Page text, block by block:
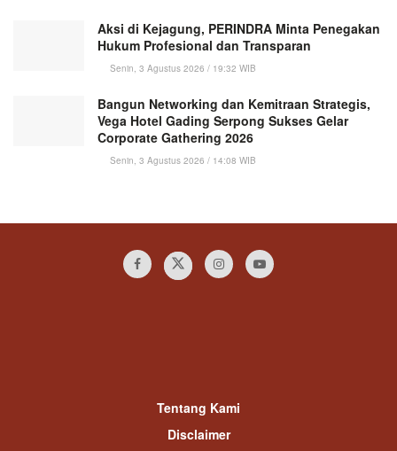
Aksi di Kejagung, PERINDRA Minta Penegakan
Hukum Profesional dan Transparan
Senin, 3 Agustus 2026 / 19:32 WIB
Bangun Networking dan Kemitraan Strategis,
Vega Hotel Gading Serpong Sukses Gelar
Corporate Gathering 2026
Senin, 3 Agustus 2026 / 14:08 WIB
Tentang Kami
Disclaimer